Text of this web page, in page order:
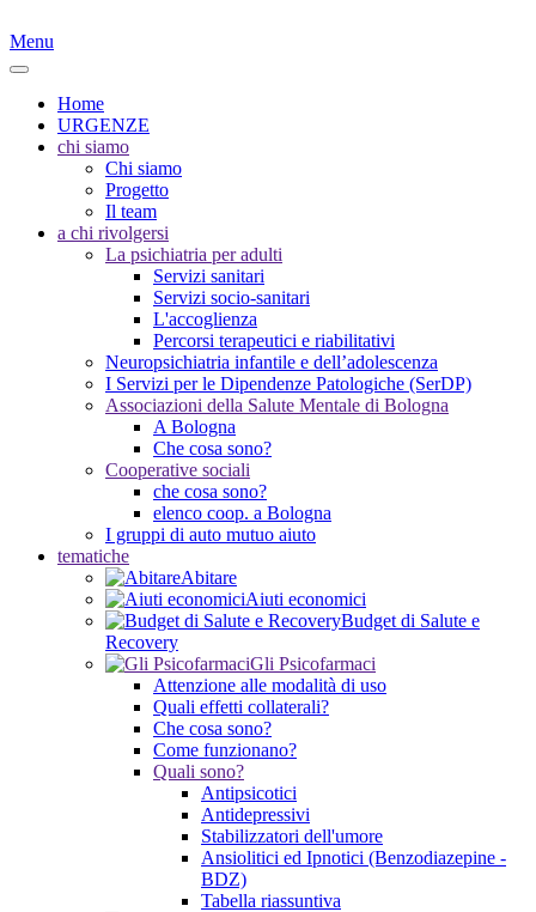
Menu
Home
URGENZE
chi siamo
Chi siamo
Progetto
Il team
a chi rivolgersi
La psichiatria per adulti
Servizi sanitari
Servizi socio-sanitari
L'accoglienza
Percorsi terapeutici e riabilitativi
Neuropsichiatria infantile e dell’adolescenza
I Servizi per le Dipendenze Patologiche (SerDP)
Associazioni della Salute Mentale di Bologna
A Bologna
Che cosa sono?
Cooperative sociali
che cosa sono?
elenco coop. a Bologna
I gruppi di auto mutuo aiuto
tematiche
Abitare
Aiuti economici
Budget di Salute e
Recovery
Gli Psicofarmaci
Attenzione alle modalità di uso
Quali effetti collaterali?
Che cosa sono?
Come funzionano?
Quali sono?
Antipsicotici
Antidepressivi
Stabilizzatori dell'umore
Ansiolitici ed Ipnotici (Benzodiazepine -
BDZ)
Tabella riassuntiva